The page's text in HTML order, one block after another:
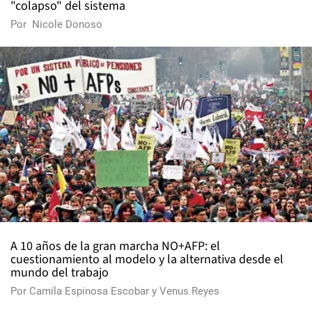
"colapso" del sistema
Por Nicole Donoso
A 10 años de la gran marcha NO+AFP: el
cuestionamiento al modelo y la alternativa desde el
mundo del trabajo
Por Camila Espinosa Escobar y Venus Reyes